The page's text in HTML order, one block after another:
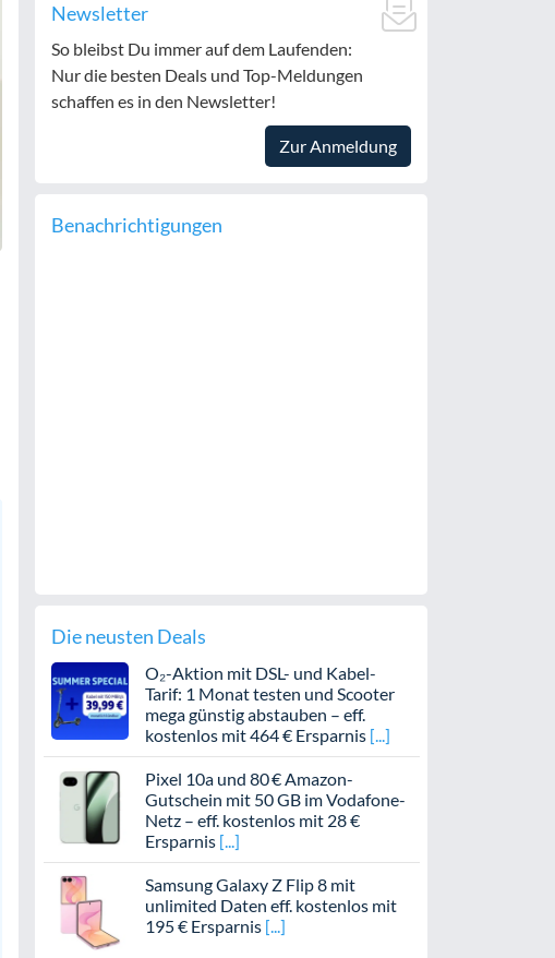
Newsletter
So bleibst Du immer auf dem Laufenden:
Nur die besten Deals und Top-Meldungen
schaffen es in den Newsletter!
Zur Anmeldung
Benachrichtigungen
Die neusten Deals
O₂-Aktion mit DSL- und Kabel-
Tarif: 1 Monat testen und Scooter
mega günstig abstauben – eff.
kostenlos mit 464 € Ersparnis
Pixel 10a und 80 € Amazon-
Gutschein mit 50 GB im Vodafone-
Netz – eff. kostenlos mit 28 €
Ersparnis
Samsung Galaxy Z Flip 8 mit
unlimited Daten eff. kostenlos mit
195 € Ersparnis